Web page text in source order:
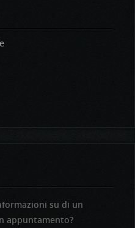
su di un
appuntamento?